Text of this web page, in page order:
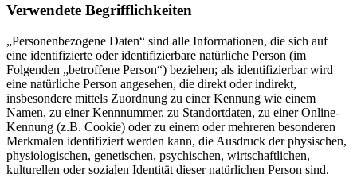
Verwendete Begrifflichkeiten
„Personenbezogene Daten“ sind alle Informationen, die sich auf
eine identifizierte oder identifizierbare natürliche Person (im
Folgenden „betroffene Person“) beziehen; als identifizierbar wird
eine natürliche Person angesehen, die direkt oder indirekt,
insbesondere mittels Zuordnung zu einer Kennung wie einem
Namen, zu einer Kennnummer, zu Standortdaten, zu einer Online-
Kennung (z.B. Cookie) oder zu einem oder mehreren besonderen
Merkmalen identifiziert werden kann, die Ausdruck der physischen,
physiologischen, genetischen, psychischen, wirtschaftlichen,
kulturellen oder sozialen Identität dieser natürlichen Person sind.